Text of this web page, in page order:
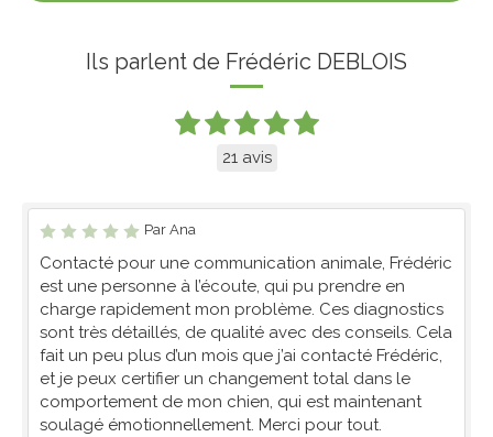
Ils parlent de Frédéric DEBLOIS
21 avis
Par Ana
Contacté pour une communication animale, Frédéric
est une personne à l’écoute, qui pu prendre en
charge rapidement mon problème. Ces diagnostics
sont très détaillés, de qualité avec des conseils. Cela
fait un peu plus d’un mois que j’ai contacté Frédéric,
et je peux certifier un changement total dans le
comportement de mon chien, qui est maintenant
soulagé émotionnellement. Merci pour tout.